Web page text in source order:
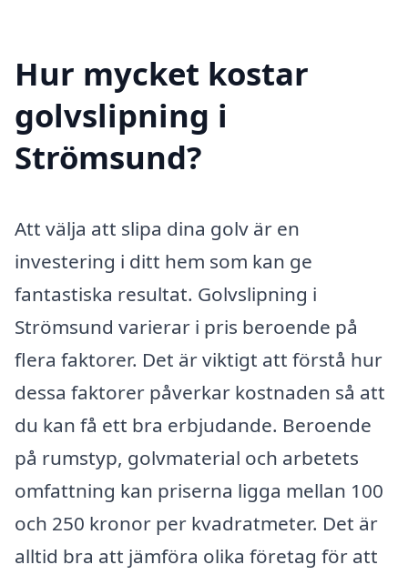
Hur mycket kostar
golvslipning i
Strömsund?
Att välja att slipa dina golv är en
investering i ditt hem som kan ge
fantastiska resultat. Golvslipning i
Strömsund varierar i pris beroende på
flera faktorer. Det är viktigt att förstå hur
dessa faktorer påverkar kostnaden så att
du kan få ett bra erbjudande. Beroende
på rumstyp, golvmaterial och arbetets
omfattning kan priserna ligga mellan 100
och 250 kronor per kvadratmeter. Det är
alltid bra att jämföra olika företag för att